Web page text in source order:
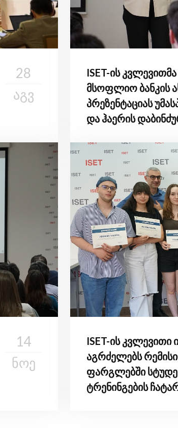
28
ᲐᲒᲕ
ISET-ის
მსოფლიო ბანკის
პრეზენტაციას
და ჰაერის
14
ᲜᲝᲔ
ISET-ის კვლევითი
აგრძელებს
ფარგლებში
ტრენინგების